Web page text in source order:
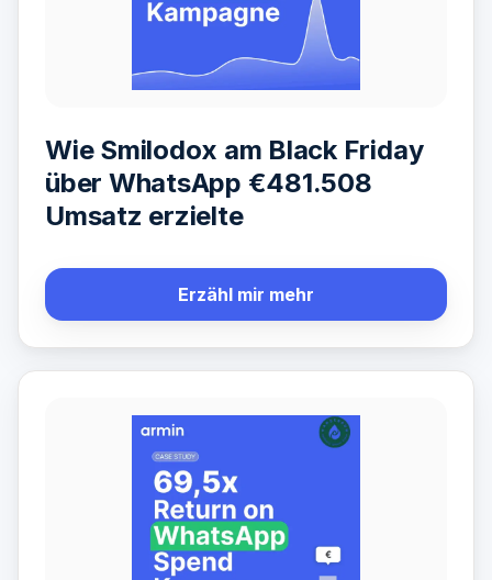
Wie Smilodox am Black Friday
über WhatsApp €481.508
Umsatz erzielte
Erzähl mir mehr